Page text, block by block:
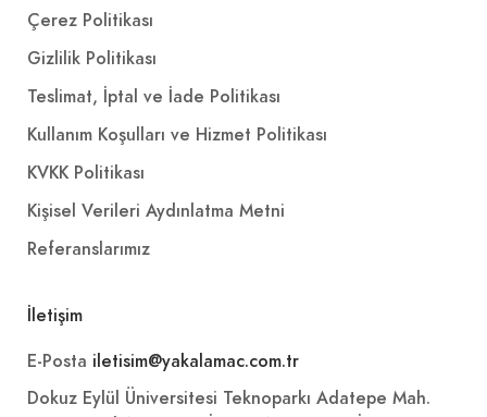
Çerez Politikası
Gizlilik Politikası
Teslimat, İptal ve İade Politikası
Kullanım Koşulları ve Hizmet Politikası
KVKK Politikası
Kişisel Verileri Aydınlatma Metni
Referanslarımız
İletişim
E-Posta iletisim@yakalamac.com.tr
Dokuz Eylül Üniversitesi Teknoparkı Adatepe Mah.